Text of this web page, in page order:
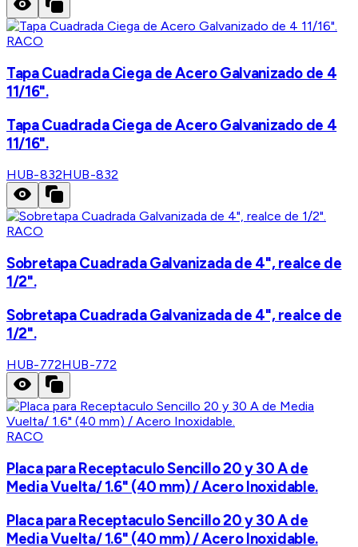
RACO
Tapa Cuadrada Ciega de Acero Galvanizado de 4
11/16".
Tapa Cuadrada Ciega de Acero Galvanizado de 4
11/16".
HUB-832HUB-832
RACO
Sobretapa Cuadrada Galvanizada de 4", realce de
1/2".
Sobretapa Cuadrada Galvanizada de 4", realce de
1/2".
HUB-772HUB-772
RACO
Placa para Receptaculo Sencillo 20 y 30 A de
Media Vuelta/ 1.6" (40 mm) / Acero Inoxidable.
Placa para Receptaculo Sencillo 20 y 30 A de
Media Vuelta/ 1.6" (40 mm) / Acero Inoxidable.